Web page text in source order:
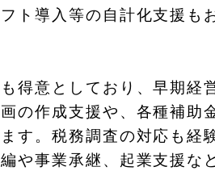
ト導入等の自計化支援も
得意としており、早期経
の作成支援や、各種補助
す。税務調査の対応も経
や事業承継、起業支援な